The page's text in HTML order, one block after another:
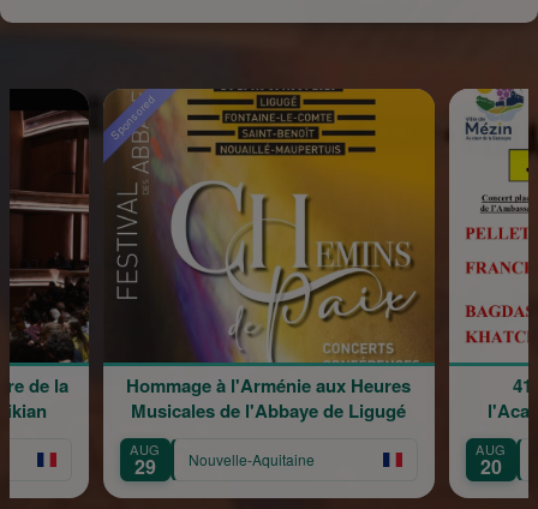
Hommage à l'Arménie aux Heures
Musicales de l'Abbaye de Ligugé
Nouvelle-Aquitaine
41e session
l'Académie de
Nouvelle-Aquitaine